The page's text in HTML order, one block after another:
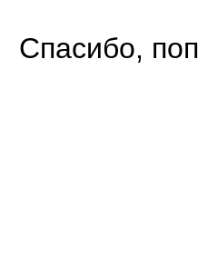
Спасибо,